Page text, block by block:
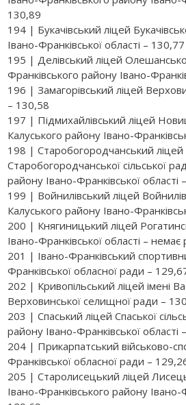
130,89
194 | Букачівський ліцей
Івано-Франківської області – 130,77
195 | Делівський ліцей
Франківського району Івано-
196 | Замагорівський ліцей
– 130,58
197 | Підмихайлівський ліцей
Калуського району Івано-
198 | Старобогородчанський ліцей
Старобогородчанської сільської
району Івано-Франківської області
199 | Войнилівський ліцей
Калуського району Івано-
200 | Княгиницький ліцей
Івано-Франківської області –
201 | Івано-Франківський
Франківської обласної ради –
202 | Кривопільський ліцей імені
Верховинської селищної ради –
203 | Спаський ліцей Спаської
району Івано-Франківської області
204 | Прикарпатський військово-
Франківської обласної ради –
205 | Старолисецький ліцей
Івано-Франківського району Івано-